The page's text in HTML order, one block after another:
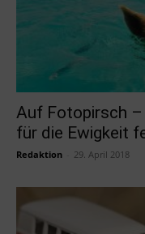
Auf Fotopirsch
für die Ewigkeit
Redaktion 29. April 2018